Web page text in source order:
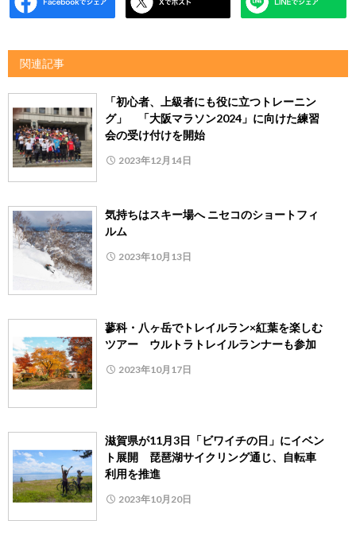
関連記事
「初心者、上級者にも役に立つトレーニン
グ」 「大阪マラソン2024」に向けた練習
会の受け付けを開始
2023年12月14日
気持ちはスキー場へ ニセコのショートフィ
ルム
2023年10月13日
蓼科・八ヶ岳でトレイルラン×紅葉を楽しむ
ツアー ウルトラトレイルランナーも参加
2023年10月17日
滋賀県が11月3日「ビワイチの日」にイベン
ト展開 琵琶湖サイクリング通じ、自転車
利用を推進
2023年10月20日